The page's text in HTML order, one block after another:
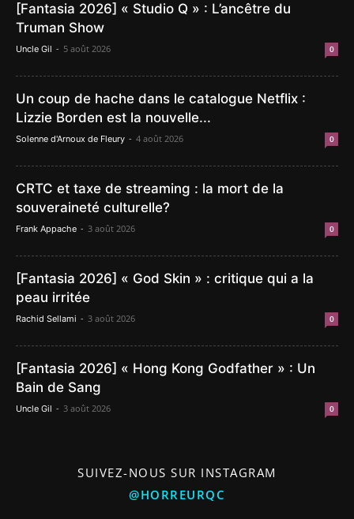
[Fantasia 2026] « Studio Q » : L’ancêtre du
Truman Show
Uncle Gil - 5 août 2026 0
Un coup de hache dans le catalogue Netflix :
Lizzie Borden est la nouvelle...
Solenne d'Arnoux de Fleury - 4 août 2026 0
CRTC et taxe de streaming : la mort de la
souveraineté culturelle?
Frank Appache - 3 août 2026 0
[Fantasia 2026] « God Skin » : critique qui a la
peau irritée
Rachid Sellami - 3 août 2026 0
[Fantasia 2026] « Hong Kong Godfather » : Un
Bain de Sang
Uncle Gil - 3 août 2026 0
SUIVEZ-NOUS SUR INSTAGRAM
@HORREURQC